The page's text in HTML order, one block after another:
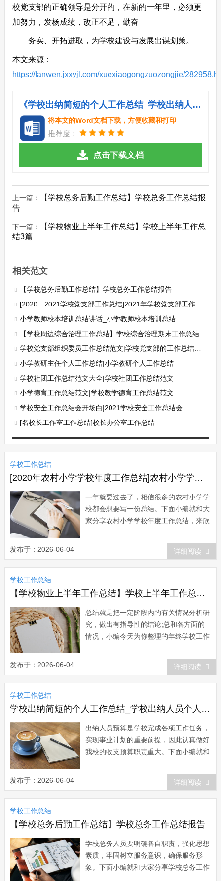
校党支部的正确领导是分开的，在新的一年里，必须更
加努力，发杨成绩，改正不足，勤奋
务实、开拓进取，为学校建设与发展出谋划策。
本文来源：
https://fanwen.jxxyjl.com/xuexiaogongzuozongjie/
《学校出纳简短的个人工作总结_学校出纳人员个人工作总结.doc》
将本文的Word文档下载，方便收藏和打印
推荐度：
点击下载文档
上一篇：
【学校总务后勤工作总结】学校总务工作总结报
告
下一篇：
【学校物业上半年工作总结】学校上半年工作总
结3篇
相关范文
【学校总务后勤工作总结】学校总务工作总结报告
[2020—2021学校党支部工作总结]2021年学校党支部工作总结
小学教师校本培训总结讲话_小学教师校本培训总结
【学校周边综合治理工作总结】学校综合治理期末工作总结报告
学校党支部组织委员工作总结范文|学校党支部的工作总结范文
小学教研主任个人工作总结|小学教研个人工作总结
学校社团工作总结范文大全|学校社团工作总结范文
小学德育工作总结范文|学校教学德育工作总结范文
学校安全工作总结会开场白|2021学校安全工作总结会
[名校长工作室工作总结]校长办公室工作总结
学校工作总结
[2020年农村小学学校年度工作总结]农村小学学校年度工作总结
一年就要过去了，相信很多的农村小学学
校都会想要写一份总结。下面小编就和大
家分享农村小学学校年度工作总结，来欣
结 一年来，全校师生在上级部门的有
力领导下，我校的校园建设焕然一新，师
生面貌和精神状态也更加振奋，教育教学
更加规范化和科学化，各项管理也更加有
章可循，...
发布于：2026-06-04 详细阅读
学校工作总结
【学校物业上半年工作总结】学校上半年工作总结3篇
总结就是把一定阶段内的有关情况分析研
究，做出有指导性的结论;总和各方面的
情况，小编今天为你整理的年终学校工作
结一 一学期的工作在紧张、忙碌又轻
松愉快的氛围中过去了。总的来说，本学
期大家虽忙忙碌碌但也硕果累累。回顾本
学期的工作，我校全体师生在教育局及镇
政府的正...
发布于：2026-06-04 详细阅读
学校工作总结
学校出纳简短的个人工作总结_学校出纳人员个人工作总结
出纳人员预算是学校完成各项工作任务，
实现事业计划的重要前提，因此认真做好
我校的收支预算职责重大。下面小编就和
一下吧。 学校出纳人员工作总结
20xx年即将过去，今年，是我园成立两周
年，经过上学年及下学年的两次督导验
收，本年度顺利透过了深圳市规范化幼儿
园和深...
发布于：2026-06-04 详细阅读
学校工作总结
【学校总务后勤工作总结】学校总务工作总结报告
学校总务人员要明确各自职责，强化思想
素质，牢固树立服务意识，确保服务形
象。下面小编就和大家分享学校总务工作